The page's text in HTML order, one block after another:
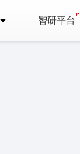
智研平台